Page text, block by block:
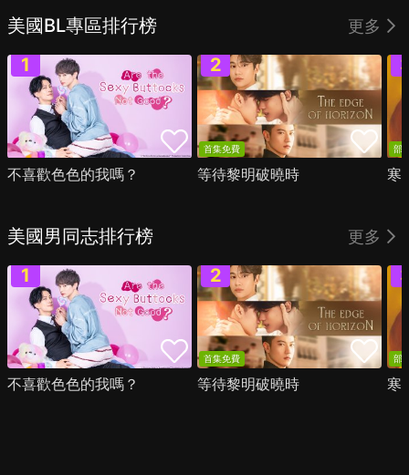
美國BL專區排行榜 更多
不喜歡色色的我嗎？
首集免費
等待黎明破曉時
部
寒
美國男同志排行榜 更多
不喜歡色色的我嗎？
首集免費
等待黎明破曉時
部
寒